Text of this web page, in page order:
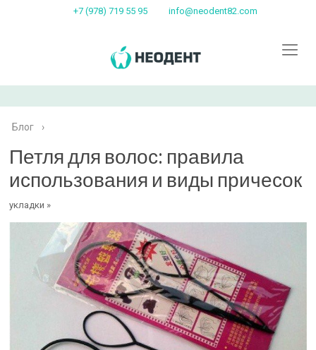
+7 (978) 719 55 95 info@neodent82.com
Блог ›
Петля для волос: правила
использования и виды причесок
укладки »